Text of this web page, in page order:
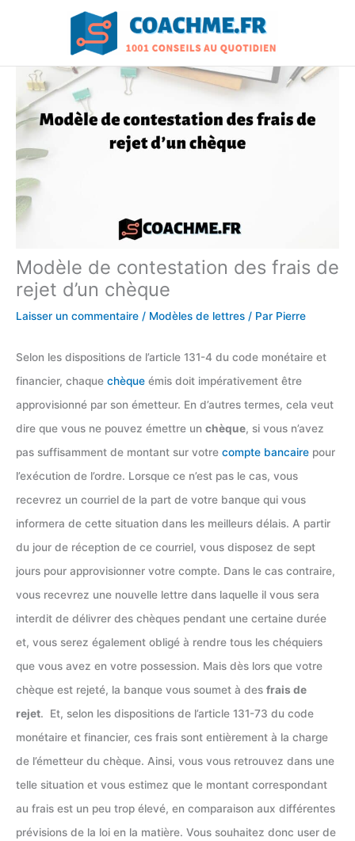
Modèle de contestation des frais de
rejet d’un chèque
Laisser un commentaire / Modèles de lettres / Par Pierre
Selon les dispositions de l’article 131-4 du code monétaire et
financier, chaque chèque émis doit impérativement être
approvisionné par son émetteur. En d’autres termes, cela veut
dire que vous ne pouvez émettre un chèque, si vous n’avez
pas suffisamment de montant sur votre compte bancaire pour
l’exécution de l’ordre. Lorsque ce n’est pas le cas, vous
recevrez un courriel de la part de votre banque qui vous
informera de cette situation dans les meilleurs délais. A partir
du jour de réception de ce courriel, vous disposez de sept
jours pour approvisionner votre compte. Dans le cas contraire,
vous recevrez une nouvelle lettre dans laquelle il vous sera
interdit de délivrer des chèques pendant une certaine durée
et, vous serez également obligé à rendre tous les chéquiers
que vous avez en votre possession. Mais dès lors que votre
chèque est rejeté, la banque vous soumet à des frais de
rejet. Et, selon les dispositions de l’article 131-73 du code
monétaire et financier, ces frais sont entièrement à la charge
de l’émetteur du chèque. Ainsi, vous vous retrouvez dans une
telle situation et vous estimez que le montant correspondant
au frais est un peu trop élevé, en comparaison aux différentes
prévisions de la loi en la matière. Vous souhaitez donc user de